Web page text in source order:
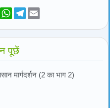
WhatsApp
Telegram
पूछें
मार्गदर्शन (2 का भाग 2)